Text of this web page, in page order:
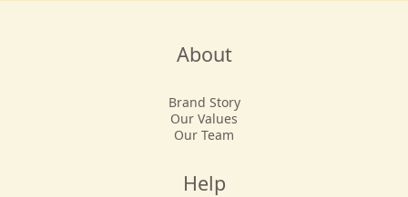
About
Brand Story
Our Values
Our Team
Help